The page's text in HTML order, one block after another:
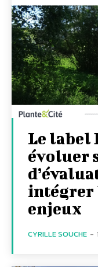
Le label
évoluer
intégrer
enjeux
CYRILLE SOUCHE -